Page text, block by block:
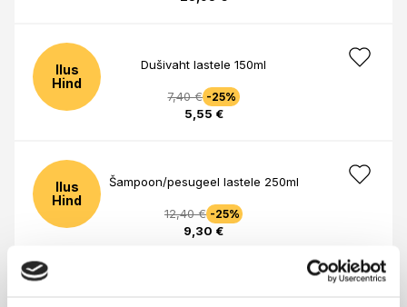
Ilus
Hind
Dušivaht lastele 150ml
7,40 € -25%
5,55 €
Ilus
Hind
Šampoon/pesugeel lastele 250ml
12,40 € -25%
9,30 €